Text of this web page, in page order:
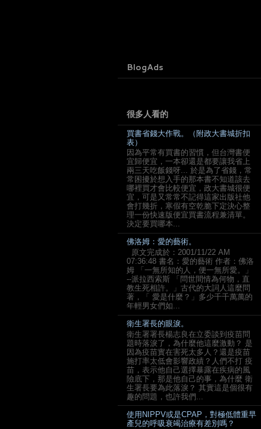
BlogAds
很多人看的
買書省錢大作戰。（附政大書城折扣
表）
因為平常有買書的習慣，但台灣書便
宜歸便宜，一本卻還是都要讓我省上
兩三天吃飯錢呀... 於是為了省錢，常
常困擾於想入手的那本書不知道該去
哪裡買才會比較便宜，政大書城很便
宜，可是又常常不記得這家出版社他
會打幾折，寒假有空乾脆下定決心整
理一份快速版便宜買書流程兼清單。
決定要買哪本...
佛洛姆：愛的藝術。
原文完成於：2001/11/22 AM
07:36:48 書名：愛的藝術 作者：佛洛
姆 「一無所知的人，便一無所愛。」
--派拉西索斯 「問世間情為何物，直
教生死相許。」古代的大詞人這麼問
著，「 愛是什麼？」多少千千萬萬的
年輕男女們如...
衛生署長的眼淚。
衛生署署長楊志良在立委談到疫苗問
題時落淚了，為什麼他這麼激動？ 是
因為疫苗實在害死太多人？還是疫苗
施打率太低會影響政績？人們不打 疫
苗，表示他自己選擇暴露在疾病的風
險底下，那是他自己的事，為什麼 衛
生署長要為此落淚？ 其實這是個很有
趣的問題，也許我們...
使用NIPPV或是CPAP，對極低體重早
產兒的呼吸衰竭治療有差別嗎？